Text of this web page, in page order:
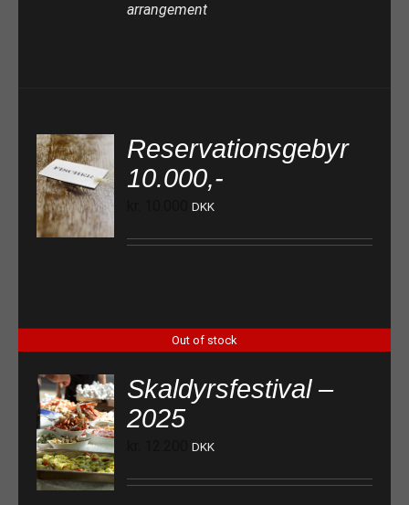
arrangement
Reservationsgebyr
10.000,-
DKK
Out of stock
Skaldyrsfestival –
2025
DKK